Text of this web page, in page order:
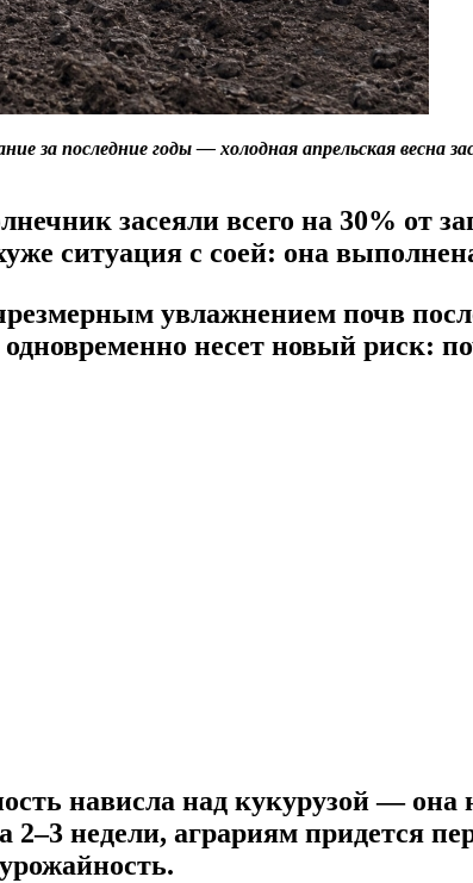
за последние годы — холодная апрельская весна
засеяли всего на 30% от
ситуация с соей: она
увлажнением почв
несет новый риск:
нависла над кукурузой — она
2–3 недели, аграриям придется